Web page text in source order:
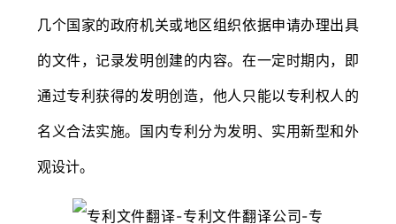
几个国家的政府机关或地区组织依据申请办理出具
的文件，记录发明创建的内容。在一定时期内，即
通过专利获得的发明创造，他人只能以专利权人的
名义合法实施。国内专利分为发明、实用新型和外
观设计。